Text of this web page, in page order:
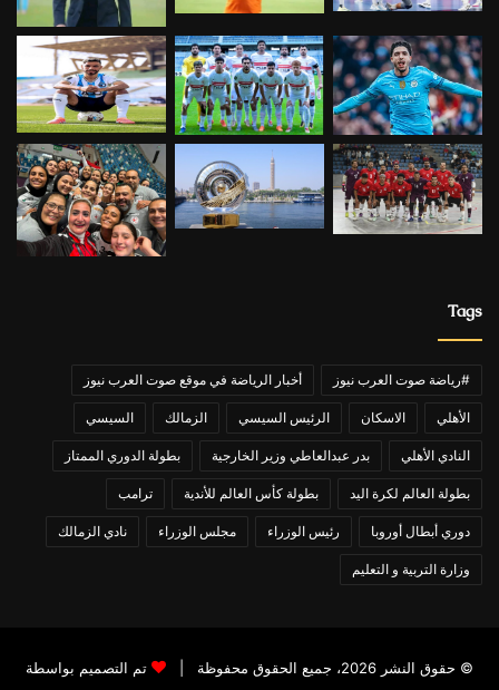
Tags
#رياضة صوت العرب نيوز أخبار الرياضة في موقع صوت العرب نيوز
الأهلي الاسكان الرئيس السيسي الزمالك السيسي
النادي الأهلي بدر عبدالعاطي وزير الخارجية بطولة الدوري الممتاز
بطولة العالم لكرة اليد بطولة كأس العالم للأندية ترامب
دوري أبطال أوروبا رئيس الوزراء مجلس الوزراء نادي الزمالك
وزارة التربية و التعليم
© حقوق النشر 2026، جميع الحقوق محفوظة | تم التصميم بواسطة